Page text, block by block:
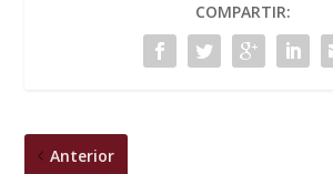
COMPARTIR:
Anterior